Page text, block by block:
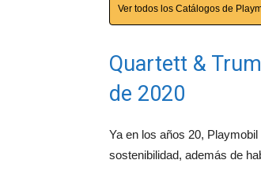
Ver todos los Catálogos de
Quartett &
de 2020
Ya en los años 20,
sostenibilidad, además de